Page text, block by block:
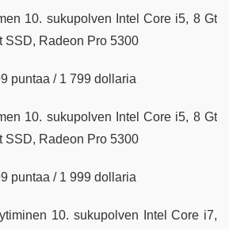
10. sukupolven Intel Core i5, 8 Gt
SSD, Radeon Pro 5300
puntaa / 1 799 dollaria
10. sukupolven Intel Core i5, 8 Gt
SSD, Radeon Pro 5300
puntaa / 1 999 dollaria
10. sukupolven Intel Core i7,